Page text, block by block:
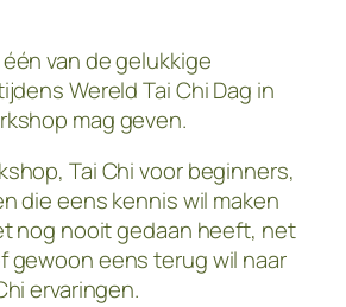
van de gelukkige
Wereld Tai Chi Dag in
mag geven.
Tai Chi voor beginners,
die eens kennis wil maken
nog nooit gedaan heeft, net
gewoon eens terug wil naar
ervaringen.